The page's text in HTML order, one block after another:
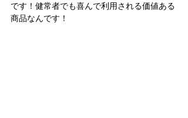
です！健常者でも喜んで利用される価値ある
商品なんです！